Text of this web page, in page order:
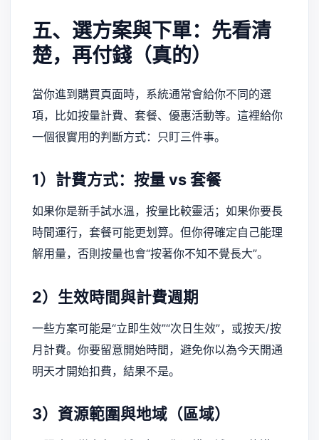
五、選方案與下單：先看清
楚，再付錢（真的）
當你進到購買頁面時，系統通常會給你不同的選
項，比如按量計費、套餐、優惠活動等。這裡給你
一個很實用的判斷方式：只盯三件事。
1）計費方式：按量 vs 套餐
如果你是新手試水溫，按量比較靈活；如果你要長
時間運行，套餐可能更划算。但你得確定自己能理
解用量，否則按量也會“按著你不知不覺長大”。
2）生效時間與計費週期
一些方案可能是“立即生效”“次日生效”，或按天/按
月計費。你要留意開始時間，避免你以為今天開通
明天才開始扣費，結果不是。
3）資源範圍與地域（區域）